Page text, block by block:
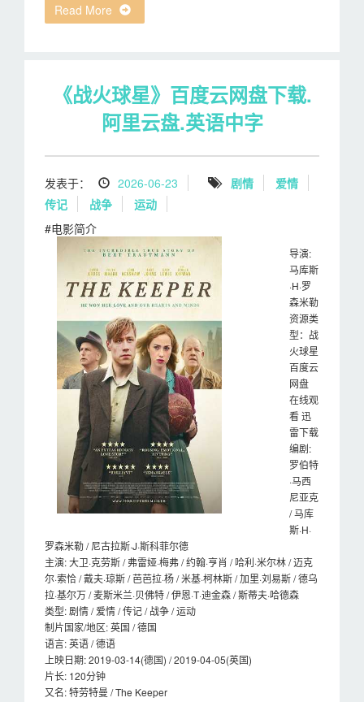
Read More
《战火球星》百度云网盘下载.
阿里云盘.英语中字
发表于： 2026-06-23 剧情
爱情
传记
战争
运动
#电影简介
导演:
马库斯
·H·罗
森米勒
资源类
型：战
火球星
百度云
网盘
在线观
看 迅
雷下载
编剧:
罗伯特
·马西
尼亚克
/ 马库
斯·H·
罗森米勒 / 尼古拉斯·J·斯科菲尔德
主演: 大卫·克劳斯 / 弗雷娅·梅弗 / 约翰·亨肖 / 哈利·米尔林 / 迈克
尔·索恰 / 戴夫·琼斯 / 芭芭拉·杨 / 米基·柯林斯 / 加里·刘易斯 / 德乌
拉·基尔万 / 麦斯米兰·贝佛特 / 伊恩·T·迪金森 / 斯蒂夫·哈德森
类型: 剧情 / 爱情 / 传记 / 战争 / 运动
制片国家/地区: 英国 / 德国
语言: 英语 / 德语
上映日期: 2019-03-14(德国) / 2019-04-05(英国)
片长: 120分钟
又名: 特劳特曼 / The Keeper